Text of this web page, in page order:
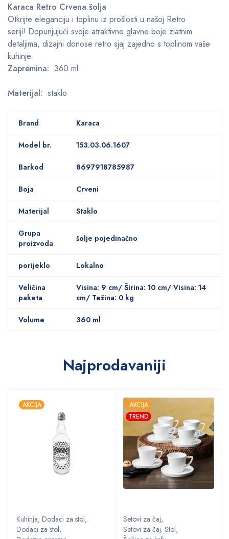
Karaca Retro Crvena šolja
Otkrijte eleganciju i toplinu iz prošlosti u našoj Retro
seriji! Dopunjujući svoje atraktivne glavne boje zlatnim
detaljima, dizajni donose retro sjaj zajedno s toplinom vaše
kuhinje.
Zapremina: 360 ml
Materijal: staklo
Brand Karaca
Model br. 153.03.06.1607
Barkod 8697918785987
Boja Crveni
Materijal Staklo
Grupa
proizvoda
šolje pojedinačno
porijeklo Lokalno
Veličina
paketa
Visina: 9 cm/ Širina: 10 cm/ Visina: 14
cm/ Težina: 0 kg
Volume 360 ml
Najprodavaniji
AKCIJA
Kuhinja, Dodaci za stol,
Dodaci za stol,
AKCIJA
TREND
Setovi za čaj,
Setovi za čaj. Stol,